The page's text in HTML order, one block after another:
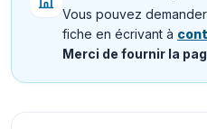
Vous pouvez
fiche en écrivant à
Merci de fournir la